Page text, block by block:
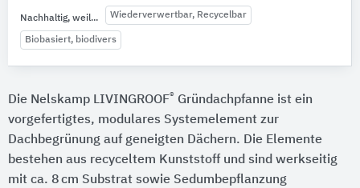
Nachhaltig, weil... Wiederverwertbar, Recycelbar
Biobasiert, biodivers
Die Nelskamp LIVINGROOF® Gründachpfanne ist ein
vorgefertigtes, modulares Systemelement zur
Dachbegrünung auf geneigten Dächern. Die Elemente
bestehen aus recyceltem Kunststoff und sind werkseitig
mit ca. 8 cm Substrat sowie Sedumbepflanzung